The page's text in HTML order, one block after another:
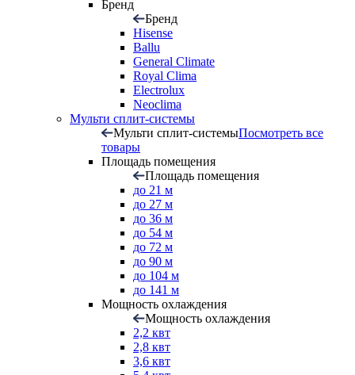
Бренд
Бренд
Hisense
Ballu
General Climate
Royal Clima
Electrolux
Neoclima
Мульти сплит-системы
Мульти сплит-системыПосмотреть все
товары
Площадь помещения
Площадь помещения
до 21 м
до 27 м
до 36 м
до 54 м
до 72 м
до 90 м
до 104 м
до 141 м
Мощность охлаждения
Мощность охлаждения
2,2 квт
2,8 квт
3,6 квт